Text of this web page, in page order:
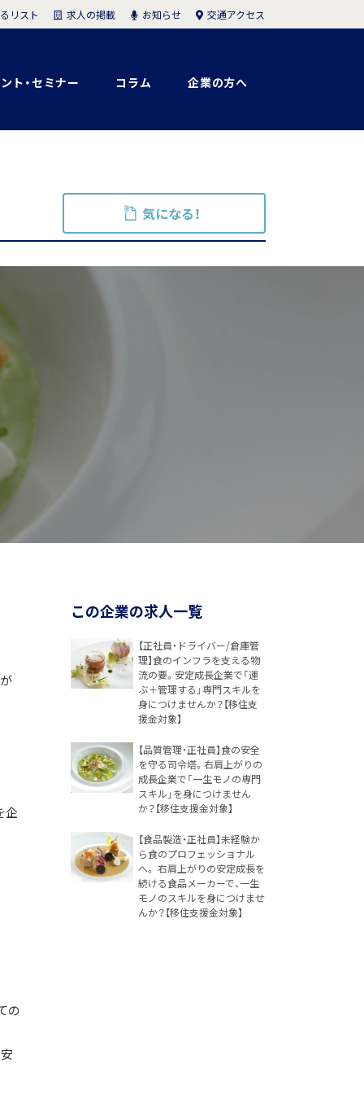
ト・セミナー コラム 企業の方へ
リスト 求人の掲載 お知らせ 交通アクセス
気になる！
企
の
この企業の求人一覧
【正社員・ドライバー/倉庫管
理】食のインフラを支える物
流の要。安定成長企業で「運
ぶ＋管理する」専門スキルを
身につけませんか？【移住支
援金対象】
【品質管理・正社員】食の安全
を守る司令塔。右肩上がりの
成長企業で「一生モノの専門
スキル」を身につけません
か？【移住支援金対象】
【食品製造・正社員】未経験か
ら食のプロフェッショナル
へ。 右肩上がりの安定成長を
続ける食品メーカーで、一生
モノのスキルを身につけませ
んか？【移住支援金対象】